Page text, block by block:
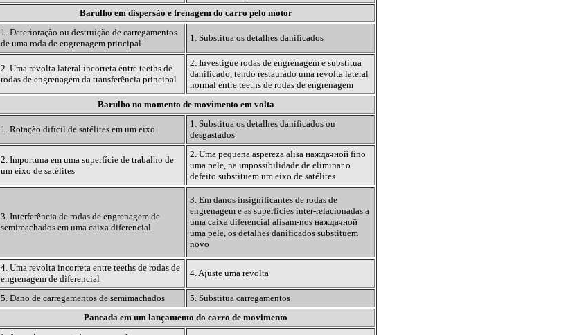
Barulho em dispersão e frenagem do carro pelo motor
1. Deterioração ou destruição de carregamentos
de uma roda de engrenagem principal
1. Substitua os detalhes danificados
2. Uma revolta lateral incorreta entre teeths de
rodas de engrenagem da transferência principal
2. Investigue rodas de engrenagem e substitua
danificado, tendo restaurado uma revolta lateral
normal entre teeths de rodas de engrenagem
Barulho no momento de movimento em volta
1. Rotação difícil de satélites em um eixo
1. Substitua os detalhes danificados ou
desgastados
2. Importuna em uma superfície de trabalho de
um eixo de satélites
2. Uma pequena aspereza alisa наждачнойfino
umapele, na impossibilidade de eliminar o
defeito substituem um eixo de satélites
3. Interferência de rodas de engrenagem de
semimachados em uma caixa diferencial
3. Em danos insignificantes de rodas de
engrenagem e as superfícies inter-relacionadas a
uma caixa diferencial alisam-nos наждачной
umapele, os detalhes danificados substituem
novo
4. Uma revolta incorreta entre teeths de rodas de
engrenagem de diferencial
4. Ajuste uma revolta
5. Dano de carregamentos de semimachados
5. Substitua carregamentos
Pancada em um lançamento do carro de movimento